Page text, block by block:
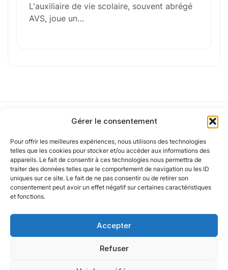
Gérer le consentement
Pour offrir les meilleures expériences, nous utilisons des technologies
telles que les cookies pour stocker et/ou accéder aux informations des
appareils. Le fait de consentir à ces technologies nous permettra de
traiter des données telles que le comportement de navigation ou les ID
uniques sur ce site. Le fait de ne pas consentir ou de retirer son
consentement peut avoir un effet négatif sur certaines caractéristiques
et fonctions.
Accepter
Refuser
J'accepte les
politique
L'auxiliaire de vie scolaire, souvent abrégé
AVS, joue un…
Notre politique
Nos agences
Nos autres marques
Nos réseaux